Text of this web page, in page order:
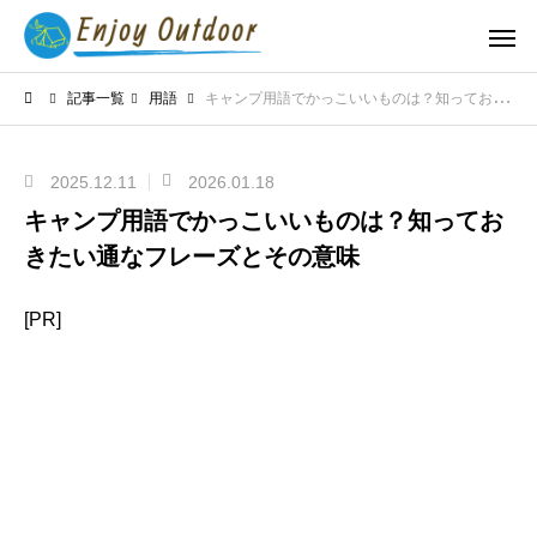
記事一覧 用語 キャンプ用語でかっこいいものは？知っておきたい通なフレーズとその意味
2025.12.11 2026.01.18
キャンプ用語でかっこいいものは？知ってお
きたい通なフレーズとその意味
[PR]